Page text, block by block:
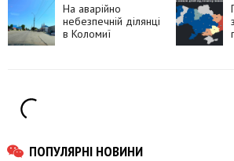
На аварійно
небезпечній ділянці
в Коломиї
ПОПУЛЯРНІ НОВИНИ